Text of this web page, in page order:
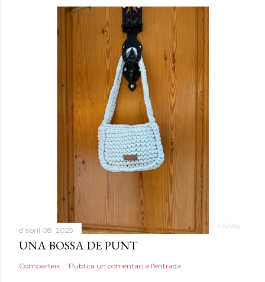
d’abril 08, 2025
UNA BOSSA DE PUNT
Comparteix Publica un comentari a l'entrada